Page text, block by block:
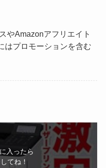
やAmazonアフリエイト
はプロモーションを含む
入ったら
てね！